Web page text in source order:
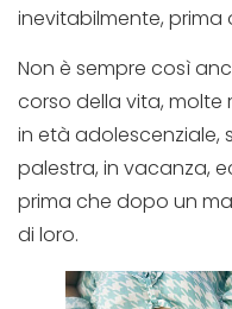
inevitabilmente, prima
Non è sempre così
corso della vita, molte
in età adolescenziale,
palestra, in vacanza,
prima che dopo un
di loro.